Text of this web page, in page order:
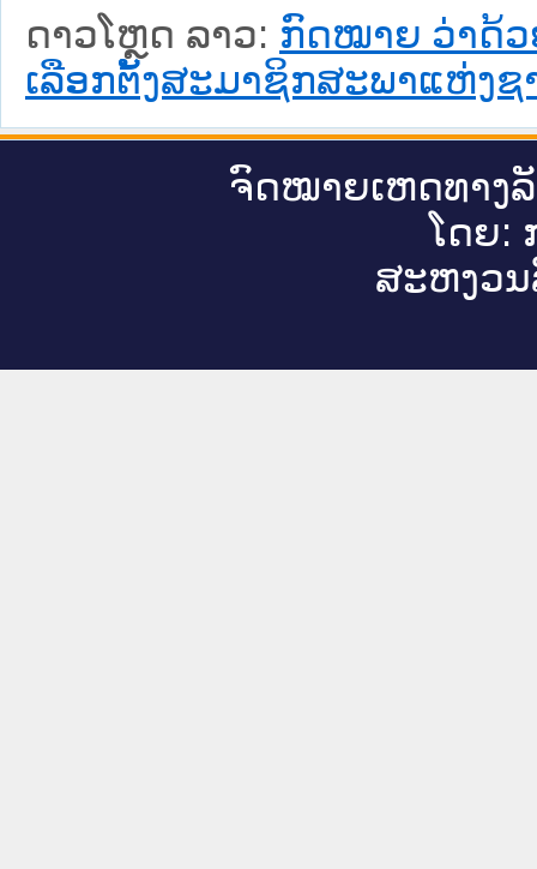
ດາວໂຫຼດ ລາວ: ກົດໝາຍ ວ່າດ້ວ
ເລືອກຕັ້ງສະມາຊິກສະພາແຫ່ງ
ຈົດ​ໝາຍ​ເຫດ​ທາງ​
ໂດຍ:
ສະ​ຫງວນ​